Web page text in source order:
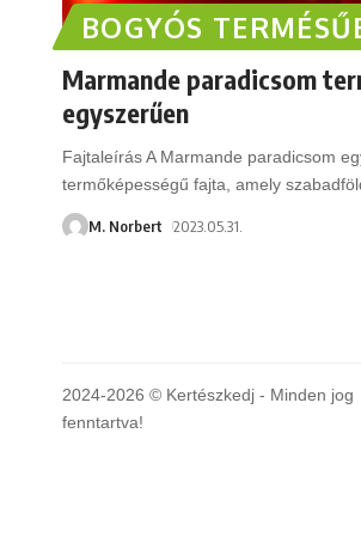
BOGYÓS
Marmande paradicsom
egyszerűen
Fajtaleírás A Marmande paradicsom
termőképességű fajta, amely
M. Norbert 2023.05.31.
2024-2026 © Kertészkedj - Minden jog
fenntartva!